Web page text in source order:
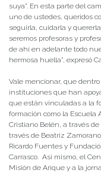
suya”. En esta parte del
uno de ustedes, queridos
seguirla, cuidarla y
seremos profesoras y
de ahí en adelante todo
hermosa huella”, expresó
Vale mencionar, que
instituciones que han
que están vinculadas a la
formación como la Escuela
Cristiano Belén, a través
través de Beatriz
Ricardo Fuentes y
Carrasco. Así mismo, el
Misión de Arique y a la